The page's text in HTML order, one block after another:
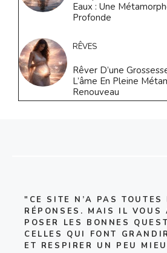
Eaux : Une
Profonde
RÊVES
Rêver D’une
L’âme En Pleine
Renouveau
"CE SITE N’A PAS TOUTES
RÉPONSES. MAIS IL VOUS
POSER LES BONNES
CELLES QUI FONT
ET RESPIRER UN PEU